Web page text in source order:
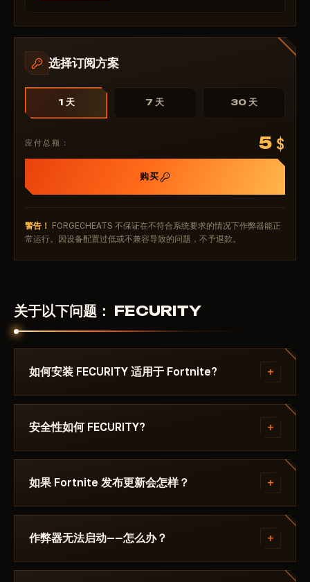
选择订阅方案
1 天 7 天 30 天
应付总额： 5 $
购买
警告！ FORGECHEATS 不保证在不符合系统要求的情况下作弊器能正
常运行。因设备配置过低或不兼容导致的问题，不予退款。
关于以下问题： FECURITY
如何安装 FECURITY 适用于 Fortnite? +
付款后你将收到下载链接和专为以下游戏编写的说明：
Fortnite - ，其中注明所需的 Windows 版本、Secure
Discord 或 Telegram 联系我们，我们会帮您解决。
安全性如何 FECURITY? +
该作弊器在以下游戏的最新补丁上测试： Fortnite 后
才会发布。当前状态可在卡片上查看——Undetected /
更新中 / 风险。若游戏更新后状态发生变化，该辅助会
被下架，直到修复发布。
如果 Fortnite 发布更新会怎样？ +
补丁发布后24小时内更新。订阅冻结——天数不会流
失。修复完成后作弊器重新出现在目录中。
作弊器无法启动——怎么办？ +
请在 Discord 中描述错误。大多数问题 15 分钟内即可